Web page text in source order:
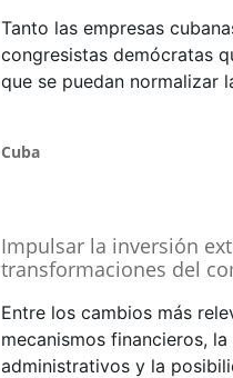
Tanto las empresas
congresistas demócratas
que se puedan normalizar
Cuba
Impulsar la inversión
transformaciones del
Entre los cambios más
mecanismos financieros,
administrativos y la